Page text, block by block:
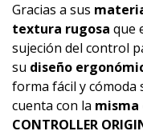
Gracias a sus
textura rugosa que
sujeción del control
su diseño
forma fácil y
cuenta con la misma
CONTROLLER